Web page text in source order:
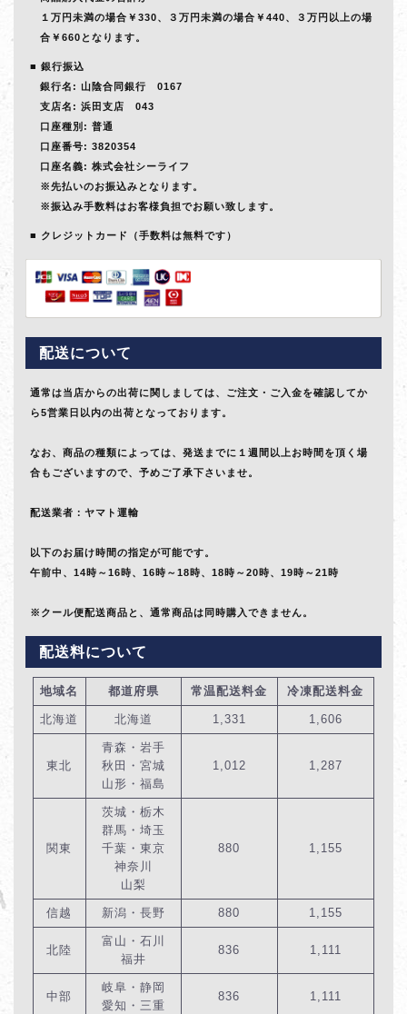
１万円未満の場合￥330、３万円未満の場合￥440、３万円以上の場
合￥660となります。
銀行振込
銀行名: 山陰合同銀行 0167
支店名: 浜田支店 043
口座種別: 普通
口座番号: 3820354
口座名義: 株式会社シーライフ
※先払いのお振込みとなります。
※振込み手数料はお客様負担でお願い致します。
クレジットカード（手数料は無料です）
配送について
通常は当店からの出荷に関しましては、ご注文・ご入金を確認してか
ら5営業日以内の出荷となっております。
なお、商品の種類によっては、発送までに１週間以上お時間を頂く場
合もございますので、予めご了承下さいませ。
配送業者：ヤマト運輸
以下のお届け時間の指定が可能です。
午前中、14時～16時、16時～18時、18時～20時、19時～21時
※クール便配送商品と、通常商品は同時購入できません。
配送料について
地域名 都道府県 常温配送料金 冷凍配送料金
北海道 北海道 1,331 1,606
東北
青森・岩手
秋田・宮城
山形・福島
1,012 1,287
関東
茨城・栃木
群馬・埼玉
千葉・東京
神奈川
山梨
880 1,155
信越 新潟・長野 880 1,155
北陸
富山・石川
福井
836 1,111
中部
岐阜・静岡
愛知・三重
836 1,111